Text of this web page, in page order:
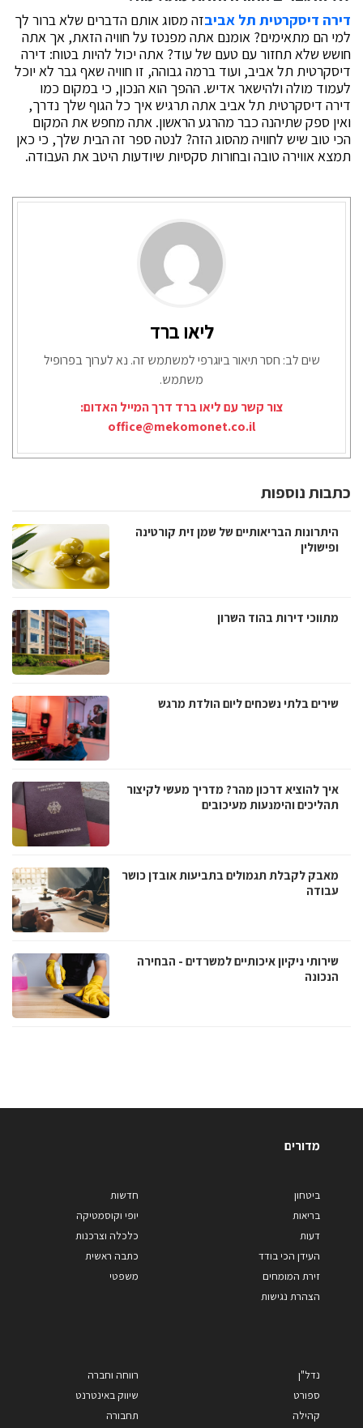
דירה דיסקרטית תל אביבזה מסוג אותם הדברים שלא ברור לך
למי הם מתאימים? אומנם אתה מפנטז על חוויה הזאת, אך אתה
חושש שלא תחזור עם טעם של עוד? אתה יכול להיות בטוח: דירה
דיסקרטית תל אביב, ועוד ברמה גבוהה, זו חוויה שאף גבר לא יוכל
לעמוד מולה ולהישאר אדיש. ההפך הוא הנכון, כי במקום כמו
דירה דיסקרטית תל אביב אתה תרגיש איך כל הגוף שלך נדרך,
ואין ספק שתיהנה כבר מהרגע הראשון. אתה מחפש את המקום
הכי טוב שיש לחוויה מהסוג הזה? לנטה ספר זה הבית שלך, כי כאן
תמצא אווירה טובה ובחורות סקסיות שיודעות היטב את העבודה.
ליאו ברד
שים לב: חסר תיאור ביוגרפי למשתמש זה. נא לערוך בפרופיל
משתמש.
צור קשר עם ליאו ברד דרך המייל האדום:
office@mekomonet.co.il
כתבות נוספות
היתרונות הבריאותיים של שמן זית קורטינה
ופישולין
מתווכי דירות בהוד השרון
שירים בלתי נשכחים ליום הולדת מרגש
איך להוציא דרכון מהר? מדריך מעשי לקיצור
תהליכים והימנעות מעיכובים
מאבק לקבלת תגמולים בתביעות אובדן כושר
עבודה
שירותי ניקיון איכותיים למשרדים - הבחירה
הנכונה
מדורים
ביטחון
בריאות
דעות
העידן הכי בודד
זירת המומחים
הצהרת נגישות
חדשות
יופי וקוסמטיקה
כלכלה וצרכנות
כתבה ראשית
משפטי
נדל"ן
ספורט
קהילה
רווחה וחברה
שיווק באינטרנט
תחבורה